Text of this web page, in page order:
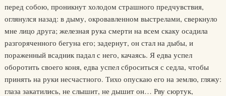
перед собою, проникнут холодом страшного предчувствия,
оглянулся назад: в дыму, окровавленном выстрелами, сверкнуло
мне лицо друга; железная рука смерти на всем скаку осадила
разгоряченного бегуна его; задернут, он стал на дыбы, и
пораженный всадник падал с него, качаясь. Я едва успел
оборотить своего коня, едва успел сброситься с седла, чтобы
принять на руки несчастного. Тихо опускаю его на землю, гляжу:
глаза закатились, не слышит, не дышит он… Рву сюртук,